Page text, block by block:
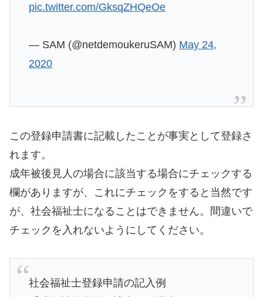
pic.twitter.com/GksqZHQeOe
— SAM (@netdemoukeruSAM) May 24,
2020
この登録申請書に記載したことが事実として登録さ
れます。
成年被後見人の場合に該当する場合にチェックする
欄がありますが、これにチェックをすると当然です
が、社会福祉士になることはできません。間違いで
チェックを入れないようにしてください。
社会福祉士登録申請の記入例